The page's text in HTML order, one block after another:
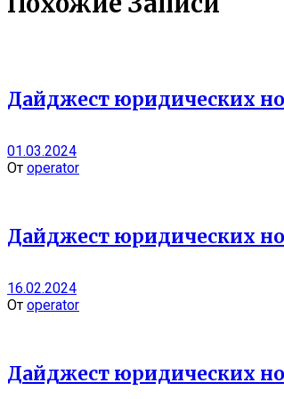
Дайджест юридических
01.03.2024
От operator
Дайджест юридических
16.02.2024
От operator
Дайджест юридических